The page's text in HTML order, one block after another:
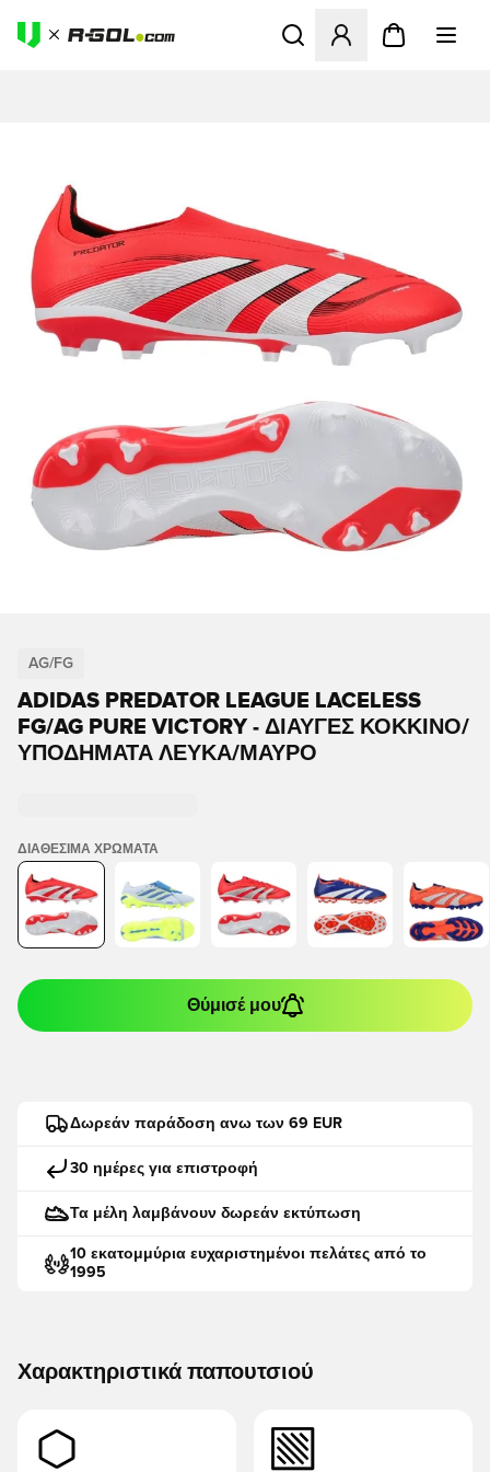
Ανοίγει ένα Modal για να
AG/FG
ADIDAS PREDATOR LEAGUE LACELESS
FG/AG PURE VICTORY - ΔΙΑΥΓΈΣ ΚΌΚΚΙΝΟ/
ΥΠΟΔΉΜΑΤΑ ΛΕΥΚΆ/ΜΑΎΡΟ
ΔΙΑΘΈΣΙΜΑ ΧΡΏΜΑΤΑ
Θύμισέ μου
Δωρεάν παράδοση ανω των 69 EUR
30 ημέρες για επιστροφή
Τα μέλη λαμβάνουν δωρεάν εκτύπωση
10 εκατομμύρια ευχαριστημένοι πελάτες από το
1995
Χαρακτηριστικά παπουτσιού